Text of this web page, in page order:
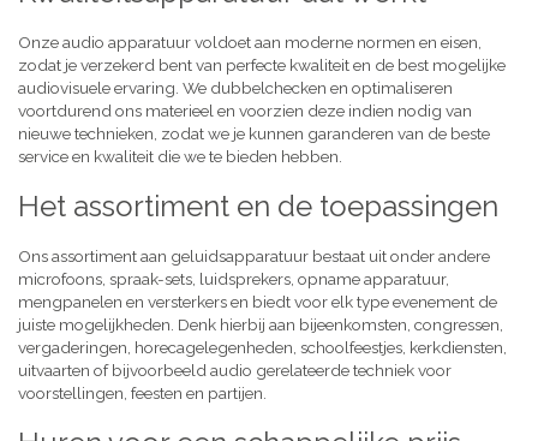
Onze audio apparatuur voldoet aan moderne normen en eisen,
zodat je verzekerd bent van perfecte kwaliteit en de best mogelijke
audiovisuele ervaring. We dubbelchecken en optimaliseren
voortdurend ons materieel en voorzien deze indien nodig van
nieuwe technieken, zodat we je kunnen garanderen van de beste
service en kwaliteit die we te bieden hebben.
Het assortiment en de toepassingen
Ons assortiment aan geluidsapparatuur bestaat uit onder andere
microfoons, spraak-sets, luidsprekers, opname apparatuur,
mengpanelen en versterkers en biedt voor elk type evenement de
juiste mogelijkheden. Denk hierbij aan bijeenkomsten, congressen,
vergaderingen, horecagelegenheden, schoolfeestjes, kerkdiensten,
uitvaarten of bijvoorbeeld audio gerelateerde techniek voor
voorstellingen, feesten en partijen.